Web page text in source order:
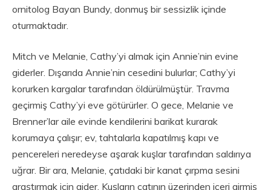
ornitolog Bayan Bundy, donmuş bir sessizlik içinde
oturmaktadır.
Mitch ve Melanie, Cathy’yi almak için Annie’nin evine
giderler. Dışarıda Annie’nin cesedini bulurlar; Cathy’yi
korurken kargalar tarafından öldürülmüştür. Travma
geçirmiş Cathy’yi eve götürürler. O gece, Melanie ve
Brenner’lar aile evinde kendilerini barikat kurarak
korumaya çalışır; ev, tahtalarla kapatılmış kapı ve
pencereleri neredeyse aşarak kuşlar tarafından saldırıya
uğrar. Bir ara, Melanie, çatıdaki bir kanat çırpma sesini
araştırmak için gider. Kuşların çatının üzerinden içeri girmiş